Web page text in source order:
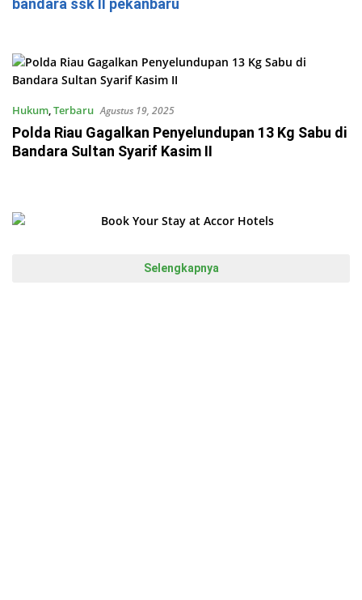
bandara ssk II pekanbaru
Hukum,Terbaru Agustus 19, 2025
Polda Riau Gagalkan Penyelundupan 13 Kg Sabu di
Bandara Sultan Syarif Kasim II
Selengkapnya